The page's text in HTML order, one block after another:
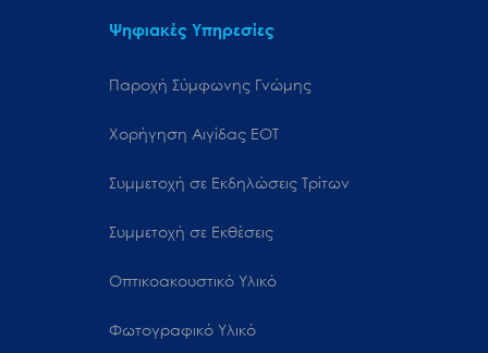
Ψηφιακές Υπηρεσίες
Παροχή Σύμφωνης Γνώμης
Χορήγηση Αιγίδας ΕΟΤ
Συμμετοχή σε Εκδηλώσεις Τρίτων
Συμμετοχή σε Εκθέσεις
Οπτικοακουστικό Υλικό
Φωτογραφικό Υλικό